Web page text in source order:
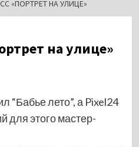
«ПОРТРЕТ НА УЛИЦЕ»
на улице»
“Бабье лето”, а Pixel24
для этого мастер-